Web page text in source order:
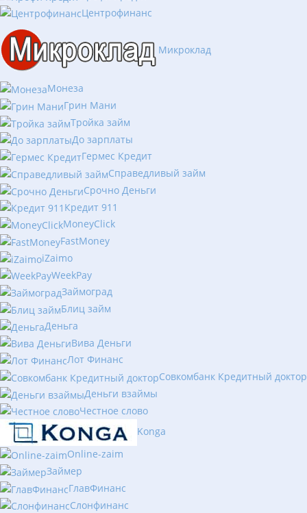
Центрофинанс
Микроклад
Монеза
Грин Мани
Тройка займ
До зарплаты
Гермес Кредит
Справедливый займ
Срочно Деньги
Кредит 911
MoneyClick
FastMoney
iZaimo
WeekPay
Займоград
Блиц займ
Деньга
Вива Деньги
Лот Финанс
Совкомбанк Кредитный доктор
Деньги взаймы
Честное слово
Konga
Online-zaim
Займер
ГлавФинанс
Слонфинанс